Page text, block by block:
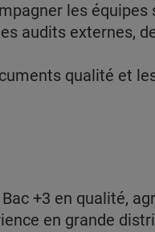
les
audits externes,
qualité et
+3 en qualité,
en grande